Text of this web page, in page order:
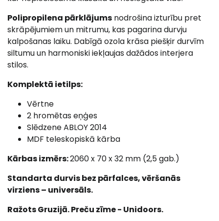
Polipropilena pārklājums nodrošina izturību pret
skrāpējumiem un mitrumu, kas pagarina durvju
kalpošanas laiku. Dabīgā ozola krāsa piešķir durvīm
siltumu un harmoniski iekļaujas dažādos interjera
stilos.
Komplektā ietilps:
Vērtne
2 hromētas eņģes
Slēdzene ABLOY 2014
MDF teleskopiskā kārba
Kārbas izmērs:2060 x 70 x 32 mm (2,5 gab.)
Standarta durvis bez pārfalces, vēršanās
virziens – universāls.
Ražots Gruzijā. Preču zīme - Unidoors.